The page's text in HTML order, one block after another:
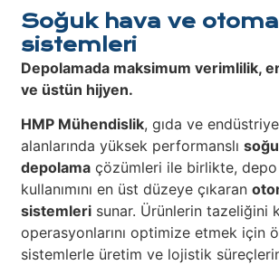
Soğuk hava ve
sistemleri
Depolamada maksimum verimlilik,
ve üstün hijyen.
HMP Mühendislik, gıda ve
alanlarında yüksek performanslı
depolama çözümleri ile birlikte,
kullanımını en üst düzeye çıkaran
sistemleri sunar. Ürünlerin tazeliğini
operasyonlarını optimize etmek için
sistemlerle üretim ve lojistik